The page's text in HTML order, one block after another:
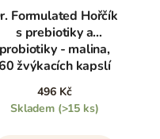
Formulated Hořčík
s prebiotiky a
probiotiky - malina,
žvýkacích kapslí
496 Kč
Skladem (>15 ks)